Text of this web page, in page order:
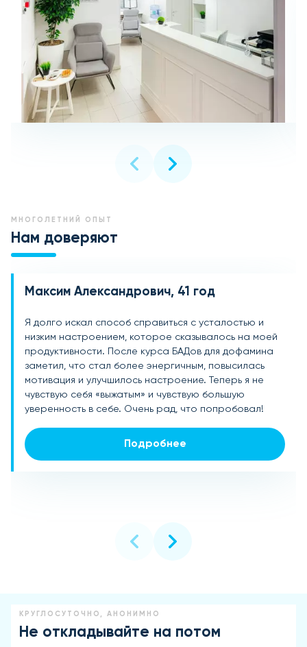
МНОГОЛЕТНИЙ ОПЫТ
Нам доверяют
Максим Александрович, 41 год
Я долго искал способ справиться с усталостью и
низким настроением, которое сказывалось на моей
продуктивности. После курса БАДов для дофамина
заметил, что стал более энергичным, повысилась
мотивация и улучшилось настроение. Теперь я не
чувствую себя «выжатым» и чувствую большую
уверенность в себе. Очень рад, что попробовал!
Подробнее
Ирина Сергеевна, 50 лет
После нескольких месяцев стресса и проблем со
сном я начала замечать упадок сил и сниженное
настроение. Врач порекомендовал БАДы для
дофамина. Уже через несколько недель стала
чувствовать себя намного лучше: улучшилось
настроение, появилась ясность в мыслях, и вернулась
уверенность. Это действительно помогает
Подробнее
Елена Викторовна, 34 года
После работы в условиях стресса и постоянной
усталости я почувствовала, что стала менее
мотивированной и потеряла интерес к привычным
делам. Решила попробовать БАДы для дофамина и
уже через пару недель заметила улучшение:
появилась энергия, вернулась радость от работы и
общения, стала легче справляться с трудными
поддержания психоэмоционального состояния!
КРУГЛОСУТОЧНО, АНОНИМНО
Не откладывайте на потом